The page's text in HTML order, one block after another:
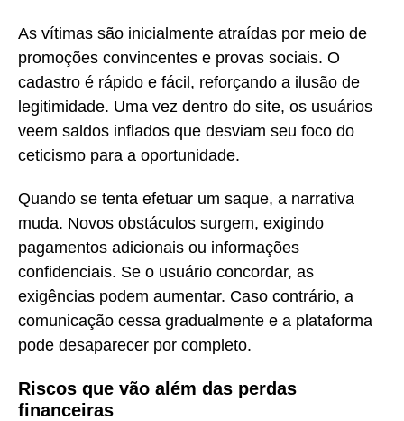
As vítimas são inicialmente atraídas por meio de
promoções convincentes e provas sociais. O
cadastro é rápido e fácil, reforçando a ilusão de
legitimidade. Uma vez dentro do site, os usuários
veem saldos inflados que desviam seu foco do
ceticismo para a oportunidade.
Quando se tenta efetuar um saque, a narrativa
muda. Novos obstáculos surgem, exigindo
pagamentos adicionais ou informações
confidenciais. Se o usuário concordar, as
exigências podem aumentar. Caso contrário, a
comunicação cessa gradualmente e a plataforma
pode desaparecer por completo.
Riscos que vão além das perdas
financeiras